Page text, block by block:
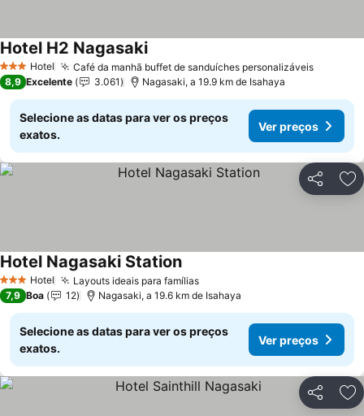
3 EstrelasHotel Café da manhã buffet de sanduíches personalizáveisVer
Hotel H2 NagasakiVer preços
8,9 Excelente 3.061 Nagasaki, a 19.9 km de Isahaya
Selecione as datas para ver os preços
exatos.
Ver preços
Partilhar
3 EstrelasHotel Layouts ideais para famíliasVer preços
Hotel Nagasaki StationVer preços
7,9 Boa 12 Nagasaki, a 19.6 km de Isahaya
Selecione as datas para ver os preços
exatos.
Ver preços
Partilhar